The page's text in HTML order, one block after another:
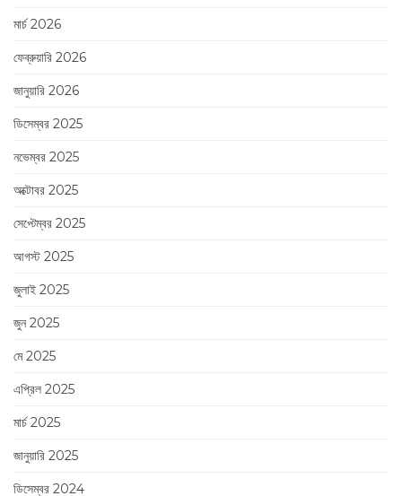
মার্চ 2026
ফেব্রুয়ারি 2026
জানুয়ারি 2026
ডিসেম্বর 2025
নভেম্বর 2025
অক্টোবর 2025
সেপ্টেম্বর 2025
আগস্ট 2025
জুলাই 2025
জুন 2025
মে 2025
এপ্রিল 2025
মার্চ 2025
জানুয়ারি 2025
ডিসেম্বর 2024